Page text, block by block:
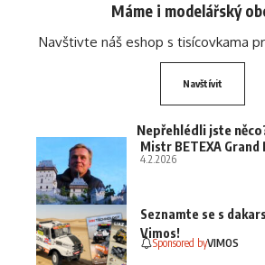
Máme i modelářský
Navštivte náš eshop s tisícovkama
Navštívit
Nepřehlédli jste
Mistr BETEXA Grand
4.2.2026
Seznamte se s
Vimos!
Sponsored byVIMOS